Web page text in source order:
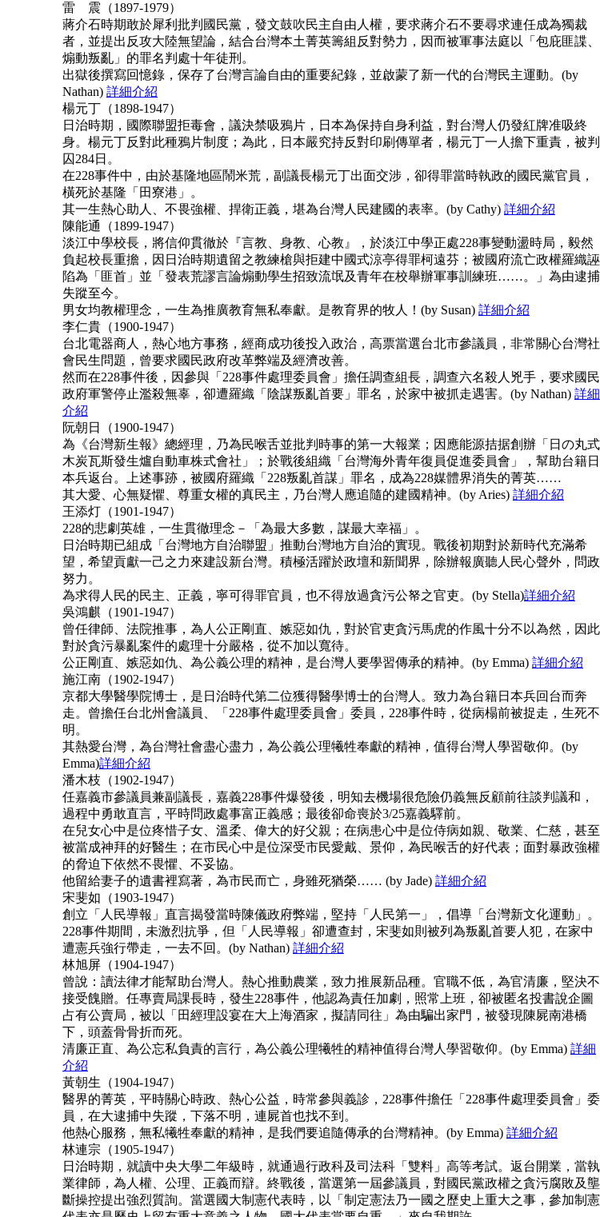
雷 震（1897-1979）
蔣介石時期敢於犀利批判國民黨，發文鼓吹民主自由人權，要求蔣介石不要尋求連任成為獨裁
者，並提出反攻大陸無望論，結合台灣本土菁英籌組反對勢力，因而被軍事法庭以「包庇匪諜、
煽動叛亂」的罪名判處十年徒刑。
出獄後撰寫回憶錄，保存了台灣言論自由的重要紀錄，並啟蒙了新一代的台灣民主運動。(by
Nathan) 詳細介紹
楊元丁（1898-1947）
日治時期，國際聯盟拒毒會，議決禁吸鴉片，日本為保持自身利益，對台灣人仍發紅牌准吸終
身。楊元丁反對此種鴉片制度；為此，日本嚴究持反對印刷傳單者，楊元丁一人擔下重責，被判
囚284日。
在228事件中，由於基隆地區鬧米荒，副議長楊元丁出面交涉，卻得罪當時執政的國民黨官員，
橫死於基隆「田寮港」。
其一生熱心助人、不畏強權、捍衛正義，堪為台灣人民建國的表率。(by Cathy) 詳細介紹
陳能通（1899-1947）
淡江中學校長，將信仰貫徹於『言教、身教、心教』，於淡江中學正處228事變動盪時局，毅然
負起校長重擔，因日治時期遺留之教練槍與拒建中國式涼亭得罪柯遠芬；被國府流亡政權羅織誣
陷為「匪首」並「發表荒謬言論煽動學生招致流氓及青年在校舉辦軍事訓練班……。」為由逮捕
失蹤至今。
男女均教權理念，一生為推廣教育無私奉獻。是教育界的牧人！(by Susan) 詳細介紹
李仁貴（1900-1947）
台北電器商人，熱心地方事務，經商成功後投入政治，高票當選台北市參議員，非常關心台灣社
會民生問題，曾要求國民政府改革弊端及經濟改善。
然而在228事件後，因參與「228事件處理委員會」擔任調查組長，調查六名殺人兇手，要求國民
政府軍警停止濫殺無辜，卻遭羅織「陰謀叛亂首要」罪名，於家中被抓走遇害。(by Nathan) 詳細
介紹
阮朝日（1900-1947）
為《台灣新生報》總經理，乃為民喉舌並批判時事的第一大報業；因應能源拮据創辦「日の丸式
木炭瓦斯發生爐自動車株式會社」；於戰後組織「台灣海外青年復員促進委員會」，幫助台籍日
本兵返台。上述事跡，被國府羅織「228叛亂首謀」罪名，成為228媒體界消失的菁英……
其大愛、心無疑懼、尊重女權的真民主，乃台灣人應追隨的建國精神。(by Aries) 詳細介紹
王添灯（1901-1947）
228的悲劇英雄，一生貫徹理念－「為最大多數，謀最大幸福」。
日治時期已組成「台灣地方自治聯盟」推動台灣地方自治的實現。戰後初期對於新時代充滿希
望，希望貢獻一己之力來建設新台灣。積極活躍於政壇和新聞界，除辦報廣聽人民心聲外，問政
努力。
為求得人民的民主、正義，寧可得罪官員，也不得放過貪污公帑之官吏。(by Stella)詳細介紹
吳鴻麒（1901-1947）
曾任律師、法院推事，為人公正剛直、嫉惡如仇，對於官吏貪污馬虎的作風十分不以為然，因此
對於貪污暴亂案件的處理十分嚴格，從不加以寬待。
公正剛直、嫉惡如仇、為公義公理的精神，是台灣人要學習傳承的精神。(by Emma) 詳細介紹
施江南（1902-1947）
京都大學醫學院博士，是日治時代第二位獲得醫學博士的台灣人。致力為台籍日本兵回台而奔
走。曾擔任台北州會議員、「228事件處理委員會」委員，228事件時，從病榻前被捉走，生死不
明。
其熱愛台灣，為台灣社會盡心盡力，為公義公理犧牲奉獻的精神，值得台灣人學習敬仰。(by
Emma)詳細介紹
潘木枝（1902-1947）
任嘉義市參議員兼副議長，嘉義228事件爆發後，明知去機場很危險仍義無反顧前往談判議和，
過程中勇敢直言，平時問政處事富正義感；最後卻命喪於3/25嘉義驛前。
在兒女心中是位疼惜子女、溫柔、偉大的好父親；在病患心中是位侍病如親、敬業、仁慈，甚至
被當成神拜的好醫生；在市民心中是位深受市民愛戴、景仰，為民喉舌的好代表；面對暴政強權
的脅迫下依然不畏懼、不妥協。
他留給妻子的遺書裡寫著，為市民而亡，身雖死猶榮…… (by Jade) 詳細介紹
宋斐如（1903-1947）
創立「人民導報」直言揭發當時陳儀政府弊端，堅持「人民第一」，倡導「台灣新文化運動」。
228事件期間，未激烈抗爭，但「人民導報」卻遭查封，宋斐如則被列為叛亂首要人犯，在家中
遭憲兵強行帶走，一去不回。(by Nathan) 詳細介紹
林旭屏（1904-1947）
曾說：讀法律才能幫助台灣人。熱心推動農業，致力推展新品種。官職不低，為官清廉，堅決不
接受餽贈。任專賣局課長時，發生228事件，他認為責任加劇，照常上班，卻被匿名投書說企圖
占有公賣局，被以「田經理設宴在大上海酒家，擬請同往」為由騙出家門，被發現陳屍南港橋
下，頭蓋骨骨折而死。
清廉正直、為公忘私負責的言行，為公義公理犧牲的精神值得台灣人學習敬仰。(by Emma) 詳細
介紹
黃朝生（1904-1947）
醫界的菁英，平時關心時政、熱心公益，時常參與義診，228事件擔任「228事件處理委員會」委
員，在大逮捕中失蹤，下落不明，連屍首也找不到。
他熱心服務，無私犧牲奉獻的精神，是我們要追隨傳承的台灣精神。(by Emma) 詳細介紹
林連宗（1905-1947）
日治時期，就讀中央大學二年級時，就通過行政科及司法科「雙料」高等考試。返台開業，當執
業律師，為人權、公理、正義而辯。終戰後，當選第一屆參議員，對國民黨政權之貪污腐敗及壟
斷操控提出強烈質詢。當選國大制憲代表時，以「制定憲法乃一國之歷史上重大之事，參加制憲